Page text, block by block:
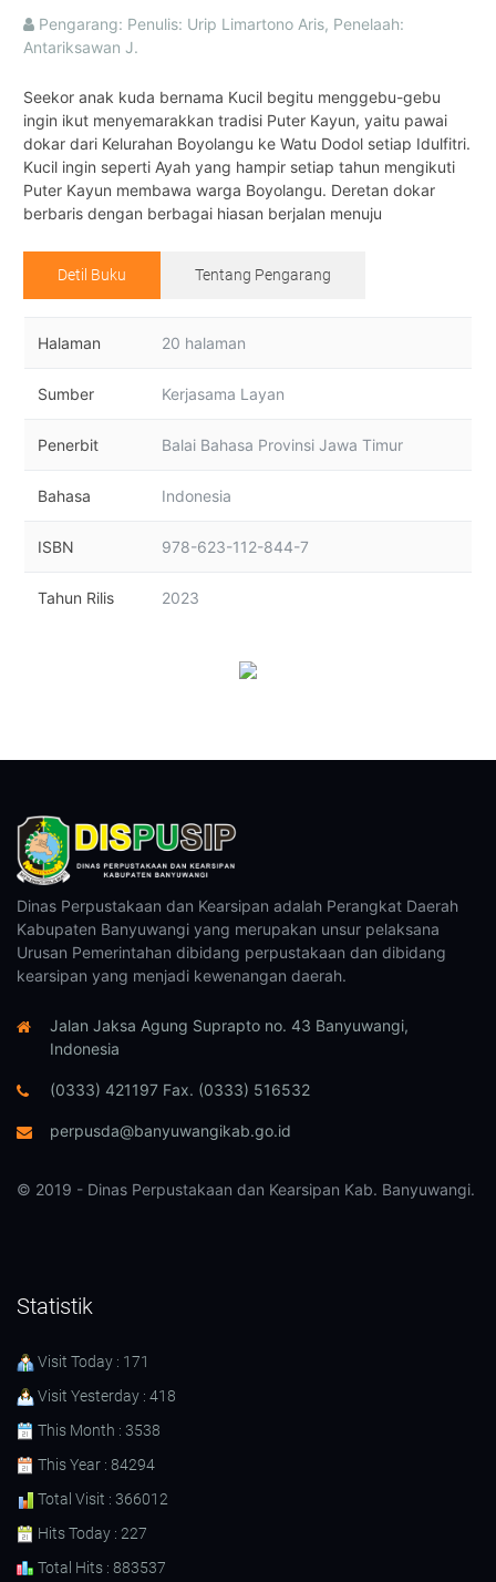
Pengarang: Penulis: Urip Limartono Aris, Penelaah:
Antariksawan J.
Seekor anak kuda bernama Kucil begitu menggebu-gebu
ingin ikut menyemarakkan tradisi Puter Kayun, yaitu pawai
dokar dari Kelurahan Boyolangu ke Watu Dodol setiap Idulfitri.
Kucil ingin seperti Ayah yang hampir setiap tahun mengikuti
Puter Kayun membawa warga Boyolangu. Deretan dokar
berbaris dengan berbagai hiasan berjalan menuju
Detil Buku Tentang Pengarang
Halaman 20 halaman
Sumber Kerjasama Layan
Penerbit Balai Bahasa Provinsi Jawa Timur
Bahasa Indonesia
ISBN 978-623-112-844-7
Tahun Rilis 2023
Dinas Perpustakaan dan Kearsipan adalah Perangkat Daerah
Kabupaten Banyuwangi yang merupakan unsur pelaksana
Urusan Pemerintahan dibidang perpustakaan dan dibidang
kearsipan yang menjadi kewenangan daerah.
Jalan Jaksa Agung Suprapto no. 43 Banyuwangi,
Indonesia
(0333) 421197 Fax. (0333) 516532
perpusda@banyuwangikab.go.id
© 2019 - Dinas Perpustakaan dan Kearsipan Kab. Banyuwangi.
Statistik
Visit Today : 171
Visit Yesterday : 418
This Month : 3538
This Year : 84294
Total Visit : 366012
Hits Today : 227
Total Hits : 883537